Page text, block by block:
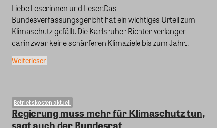
Liebe Leserinnen und Leser,Das
Bundesverfassungsgericht hat ein wichtiges Urteil zum
Klimaschutz gefällt. Die Karlsruher Richter verlangen
darin zwar keine schärferen Klimaziele bis zum Jahr...
Weiterlesen
Betriebskosten aktuell
Regierung muss mehr für Klimaschutz tun,
sagt auch der Bundesrat